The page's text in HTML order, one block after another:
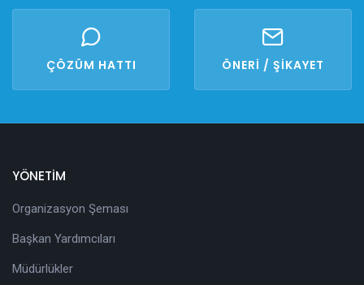
ÇÖZÜM HATTI ÖNERİ / ŞİKAYET
YÖNETİM
Organizasyon Şeması
Başkan Yardımcıları
Müdürlükler